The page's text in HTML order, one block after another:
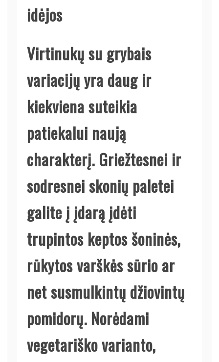
idėjos
Virtinukų su grybais
variacijų yra daug ir
kiekviena suteikia
patiekalui naują
charakterį. Griežtesnei ir
sodresnei skonių paletei
galite į įdarą įdėti
trupintos keptos šoninės,
rūkytos varškės sūrio ar
net susmulkintų džiovintų
pomidorų. Norėdami
vegetariško varianto,